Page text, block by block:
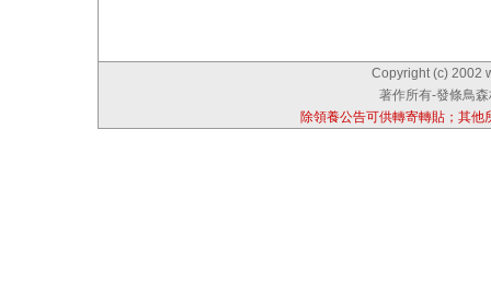
Copyright (c) 2002
著作所有-發條鳥
除領養公告可供轉寄轉貼；其